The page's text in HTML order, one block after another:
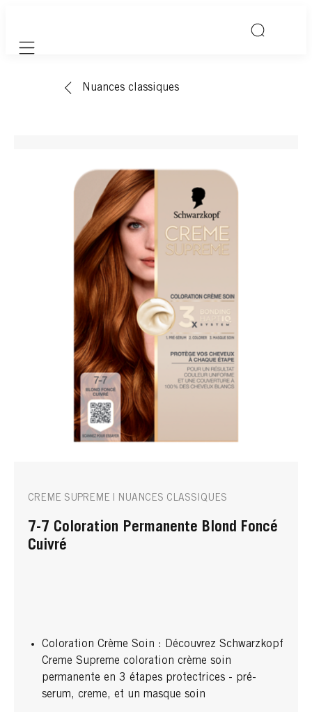
Mobile navigation
Nuances classiques
CREME SUPREME | NUANCES CLASSIQUES
7-7 Coloration Permanente Blond Foncé
Cuivré
Coloration Crème Soin : Découvrez Schwarzkopf
Creme Supreme coloration crème soin
permanente en 3 étapes protectrices - pré-
serum, creme, et un masque soin